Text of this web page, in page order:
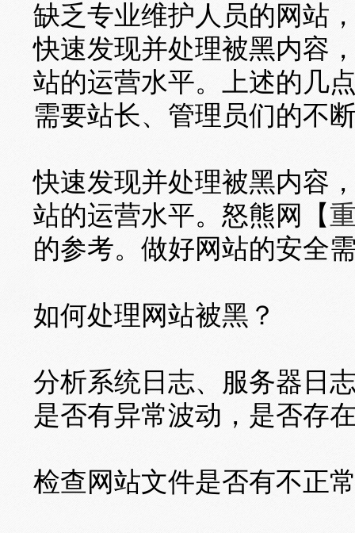
缺乏专业维护人员的网站
快速发现并处理被黑内容
站的运营水平。上述的几
需要站长、管理员们的不
快速发现并处理被黑内容
站的运营水平。怒熊网【
的参考。做好网站的安全
如何处理网站被黑？
分析系统日志、服务器日
是否有异常波动，是否存
检查网站文件是否有不正